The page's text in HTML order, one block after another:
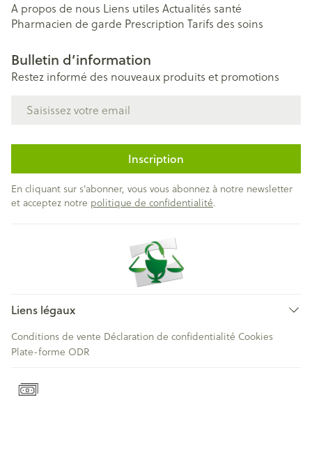
A propos de nous Liens utiles Actualités santé
Pharmacien de garde Prescription Tarifs des soins
Bulletin d’information
Restez informé des nouveaux produits et promotions
Inscription
En cliquant sur s'abonner, vous vous abonnez à notre newsletter
et acceptez notre politique de confidentialité.
Liens légaux
Conditions de vente Déclaration de confidentialité Cookies
Plate-forme ODR